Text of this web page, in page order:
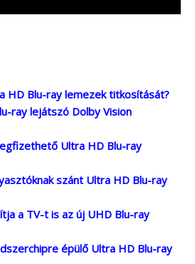
HD Blu-ray lemezek titkosítását?
ray lejátszó Dolby Vision
Ultra HD Blu-ray
szánt Ultra HD Blu-ray
a TV-t is az új UHD Blu-ray
épülő Ultra HD Blu-ray